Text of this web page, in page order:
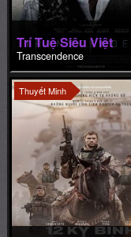
Trí Tuệ Siêu Việt
Transcendence
Thuyết Minh